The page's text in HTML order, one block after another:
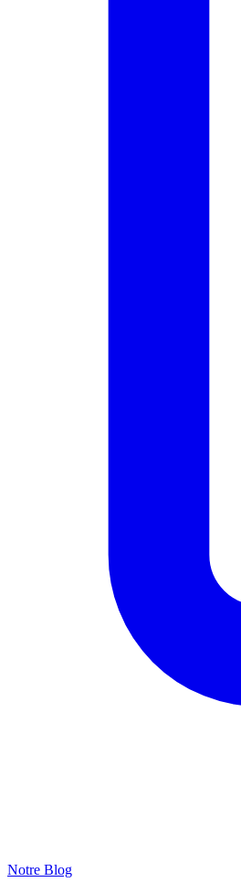
Notre Blog